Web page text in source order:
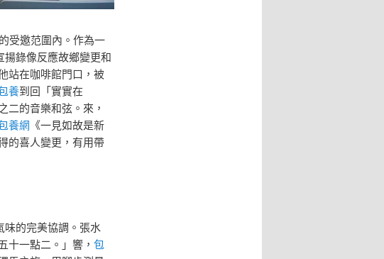
受邀范圍內。作為一
揚錄像反應故鄉變更和
站在咖啡館門口，被
養到回「實實在
二的音樂和弦。來，
養網 《一見如故是新
的喜人變更，有用帶
的完美協調。張水
十一點二。」響， 包